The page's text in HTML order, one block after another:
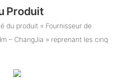
Produit
du produit « Fournisseur de
– ChangJia » reprenant les cinq